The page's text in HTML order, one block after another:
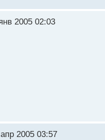
2005 02:03
2005 03:57